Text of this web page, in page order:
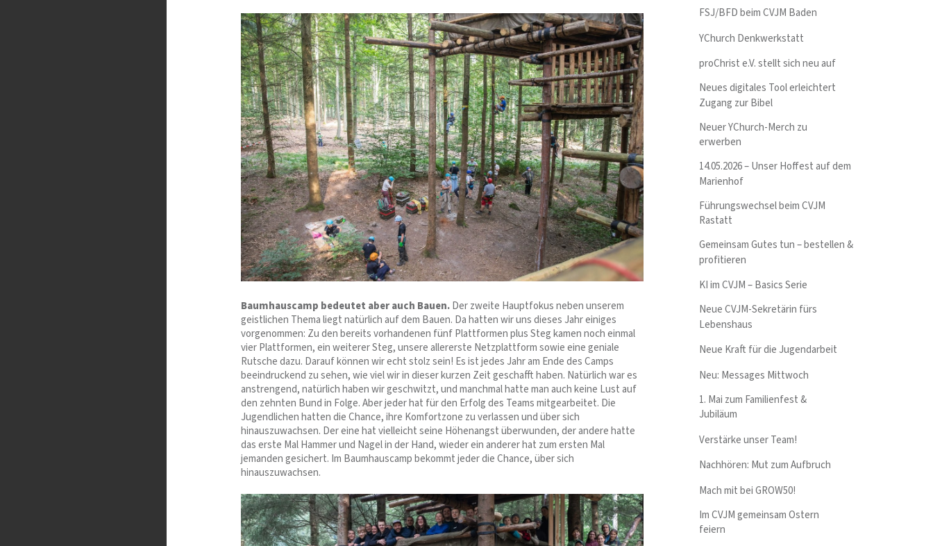
Baumhauscamp bedeutet aber auch Bauen.Der zweite Hauptfokus neben unserem
geistlichen Thema liegt natürlich auf dem Bauen. Da hatten wir uns dieses Jahr einiges
vorgenommen: Zu den bereits vorhandenen fünf Plattformen plus Steg kamen noch einmal
vier Plattformen, ein weiterer Steg, unsere allererste Netzplattform sowie eine geniale
Rutsche dazu. Darauf können wir echt stolz sein! Es ist jedes Jahr am Ende des Camps
beeindruckend zu sehen, wie viel wir in dieser kurzen Zeit geschafft haben. Natürlich war es
anstrengend, natürlich haben wir geschwitzt, und manchmal hatte man auch keine Lust auf
den zehnten Bund in Folge. Aber jeder hat für den Erfolg des Teams mitgearbeitet. Die
Jugendlichen hatten die Chance, ihre Komfortzone zu verlassen und über sich
hinauszuwachsen. Der eine hat vielleicht seine Höhenangst überwunden, der andere hatte
das erste Mal Hammer und Nagel in der Hand, wieder ein anderer hat zum ersten Mal
jemanden gesichert. Im Baumhauscamp bekommt jeder die Chance, über sich
hinauszuwachsen.
FSJ/BFD beim CVJM Baden
YChurch Denkwerkstatt
proChrist e.V. stellt sich neu auf
Neues digitales Tool erleichtert
Zugang zur Bibel
Neuer YChurch-Merch zu
erwerben
14.05.2026 – Unser Hoffest auf dem
Marienhof
Führungswechsel beim CVJM
Rastatt
Gemeinsam Gutes tun – bestellen &
profitieren
KI im CVJM – Basics Serie
Neue CVJM-Sekretärin fürs
Lebenshaus
Neue Kraft für die Jugendarbeit
Neu: Messages Mittwoch
1. Mai zum Familienfest &
Jubiläum
Verstärke unser Team!
Nachhören: Mut zum Aufbruch
Mach mit bei GROW50!
Im CVJM gemeinsam Ostern
feiern